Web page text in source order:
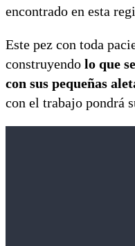
encontrado en esta
Este pez con toda
construyendo lo que
con sus pequeñas
con el trabajo pondrá